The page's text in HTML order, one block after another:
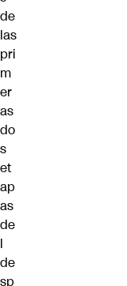
de
las
pri
m
er
as
do
s
et
ap
as
de
l
de
sp